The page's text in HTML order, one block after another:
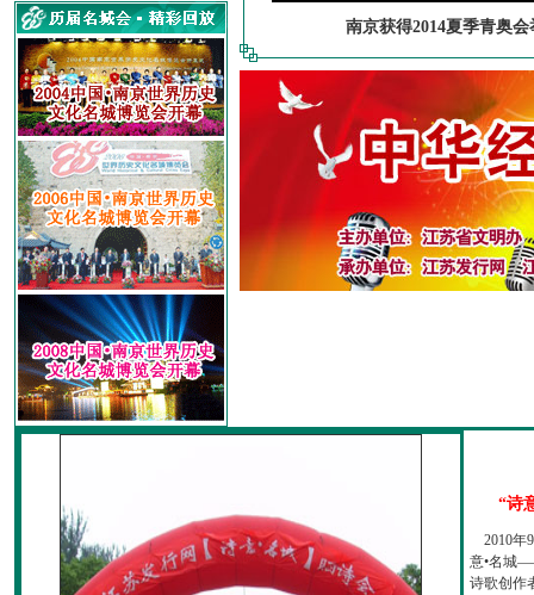
南京获得2014夏季青奥会
“诗
2010年
意•名城
诗歌创作